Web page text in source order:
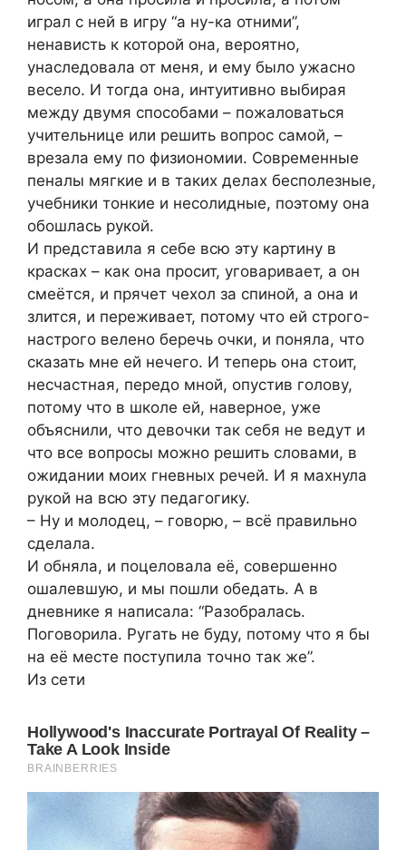
играл с ней в игру “а ну-ка отними”,
ненависть к которой она, вероятно,
унаследовала от меня, и ему было ужасно
весело. И тогда она, интуитивно выбирая
между двумя способами – пожаловаться
учительнице или решить вопрос самой, –
врезала ему по физиономии. Современные
пеналы мягкие и в таких делах бесполезные,
учебники тонкие и несолидные, поэтому она
обошлась рукой.
И представила я себе всю эту картину в
красках – как она просит, уговаривает, а он
смеётся, и прячет чехол за спиной, а она и
злится, и переживает, потому что ей строго-
настрого велено беречь очки, и поняла, что
сказать мне ей нечего. И теперь она стоит,
несчастная, передо мной, опустив голову,
потому что в школе ей, наверное, уже
объяснили, что девочки так себя не ведут и
что все вопросы можно решить словами, в
ожидании моих гневных речей. И я махнула
рукой на всю эту педагогику.
– Ну и молодец, – говорю, – всё правильно
сделала.
И обняла, и поцеловала её, совершенно
ошалевшую, и мы пошли обедать. А в
дневнике я написала: “Разобралась.
Поговорила. Ругать не буду, потому что я бы
на её месте поступила точно так же”.
Из сети